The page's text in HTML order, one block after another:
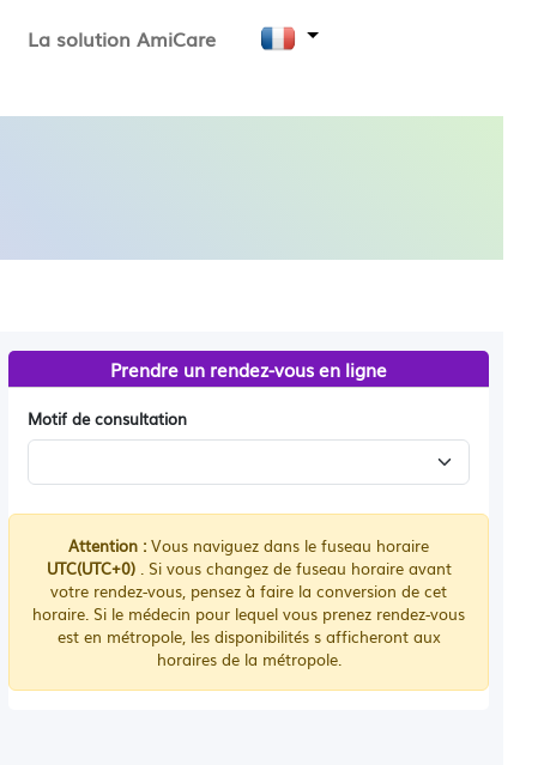
La solution AmiCare
Prendre un rendez-vous en ligne
Motif de consultation
Attention : Vous naviguez dans le fuseau horaire
UTC(UTC+0). Si vous changez de fuseau horaire avant
votre rendez-vous, pensez à faire la conversion de cet
horaire. Si le médecin pour lequel vous prenez rendez-vous
est en métropole, les disponibilités s afficheront aux
horaires de la métropole.